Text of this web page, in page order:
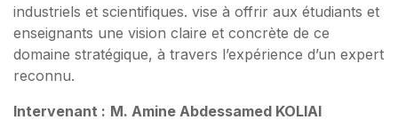
industriels et scientifiques. vise à offrir aux étudiants et
enseignants une vision claire et concrète de ce
domaine stratégique, à travers l’expérience d’un expert
reconnu.
Intervenant : M. Amine Abdessamed KOLIAI